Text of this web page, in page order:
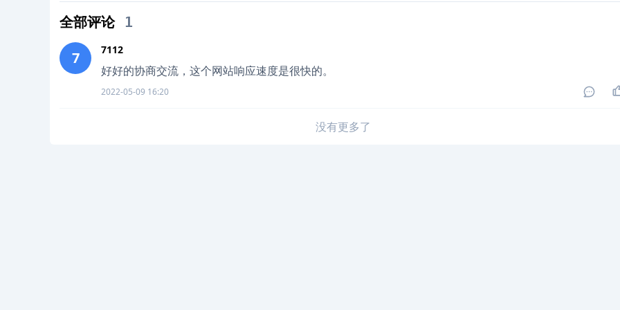
全部评论 1
7 7112
好好的协商交流，这个网站响应速度是很快的。
2022-05-09 16:20
没有更多了